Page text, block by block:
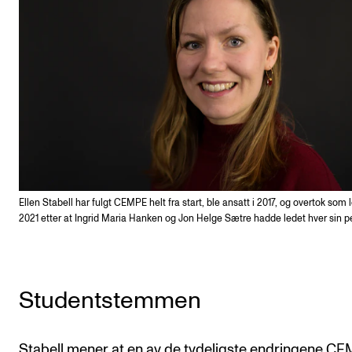
Ellen Stabell har fulgt CEMPE helt fra start, ble ansatt i 2017, og overtok som
2021 etter at Ingrid Maria Hanken og Jon Helge Sætre hadde ledet hver sin
Studentstemmen